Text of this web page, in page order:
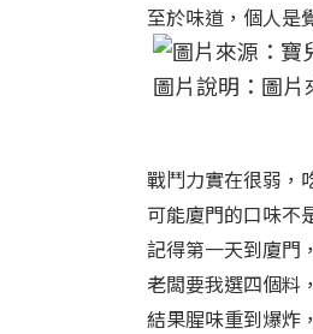
至於味道，個人是
圖片說明：圖
戰鬥力實在很弱，
可能廈門的口味不
記得第一天到廈門
老闆要我選四個料
結果腥味重到爆炸